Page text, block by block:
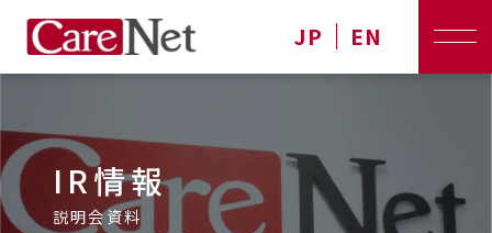
JP EN
IR情報
説明会資料